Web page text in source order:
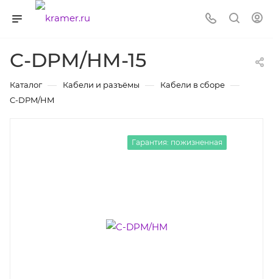
C-DPM/HM-15
Каталог — Кабели и разъёмы — Кабели в сборе —
C-DPM/HM
Гарантия: пожизненная